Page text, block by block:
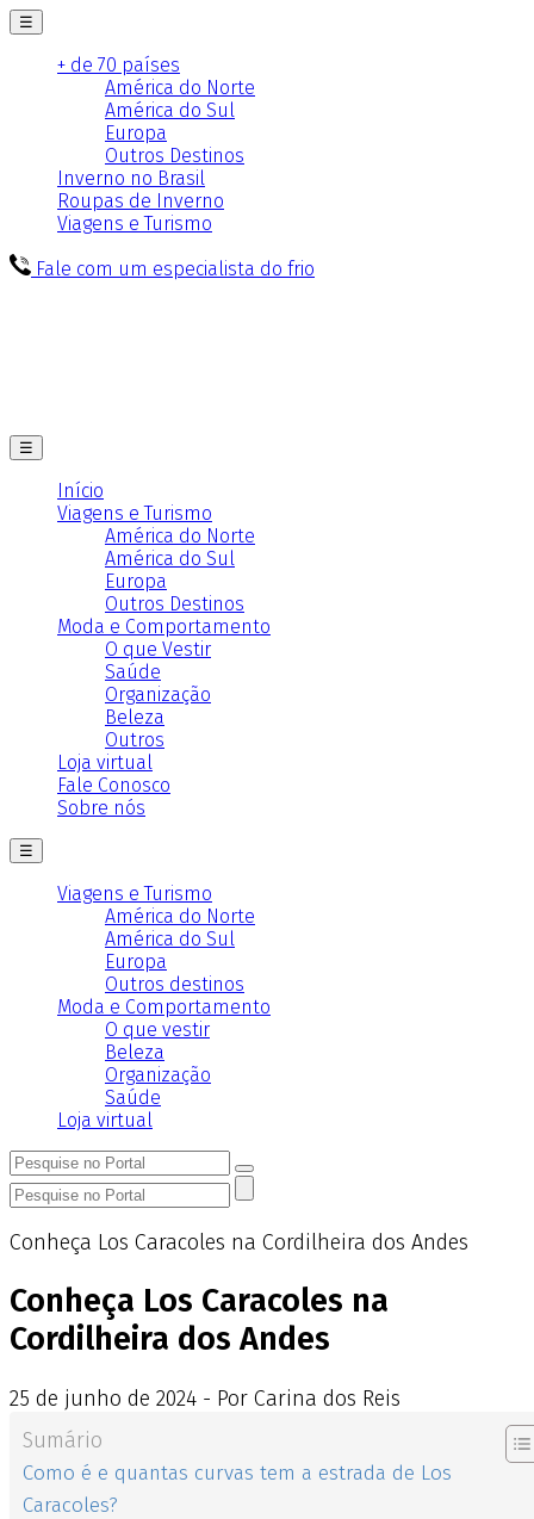
☰
+ de 70 países
América do Norte
América do Sul
Europa
Outros Destinos
Inverno no Brasil
Roupas de Inverno
Viagens e Turismo
Fale com um especialista do frio
☰
Início
Viagens e Turismo
América do Norte
América do Sul
Europa
Outros Destinos
Moda e Comportamento
O que Vestir
Saúde
Organização
Beleza
Outros
Loja virtual
Fale Conosco
Sobre nós
☰
Viagens e Turismo
América do Norte
América do Sul
Europa
Outros destinos
Moda e Comportamento
O que vestir
Beleza
Organização
Saúde
Loja virtual
Conheça Los Caracoles na Cordilheira dos Andes
Conheça Los Caracoles na
Cordilheira dos Andes
25 de junho de 2024 - Por Carina dos Reis
Sumário
Como é e quantas curvas tem a estrada de Los
Caracoles?